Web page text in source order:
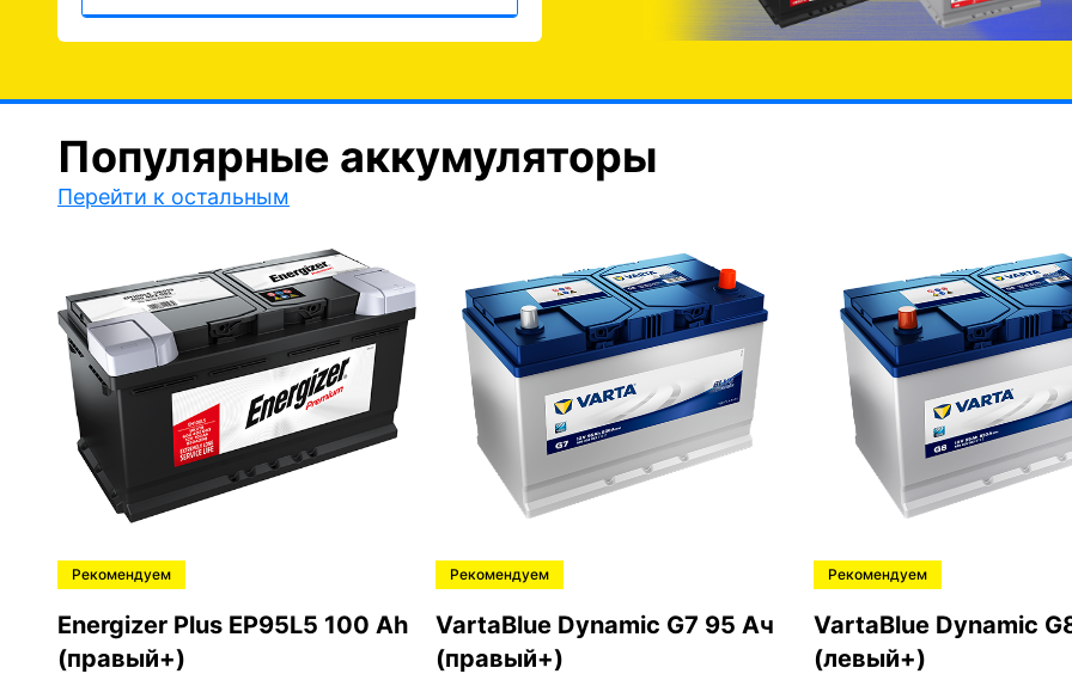
Популярные аккумуляторы
Перейти к остальным
Рекомендуем
Energizer Plus EP95L5 100 Ah
(правый+)
Рекомендуем
VartaBlue Dynamic G7 95 Ач
(правый+)
Рекомендуем
VartaBlue Dynamic
(левый+)